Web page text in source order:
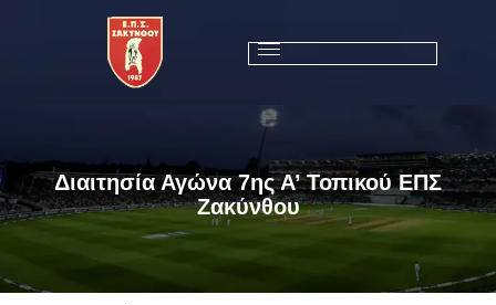
Διαιτησία Αγώνα 7ης Α’ Τοπικού ΕΠΣ
Ζακύνθου